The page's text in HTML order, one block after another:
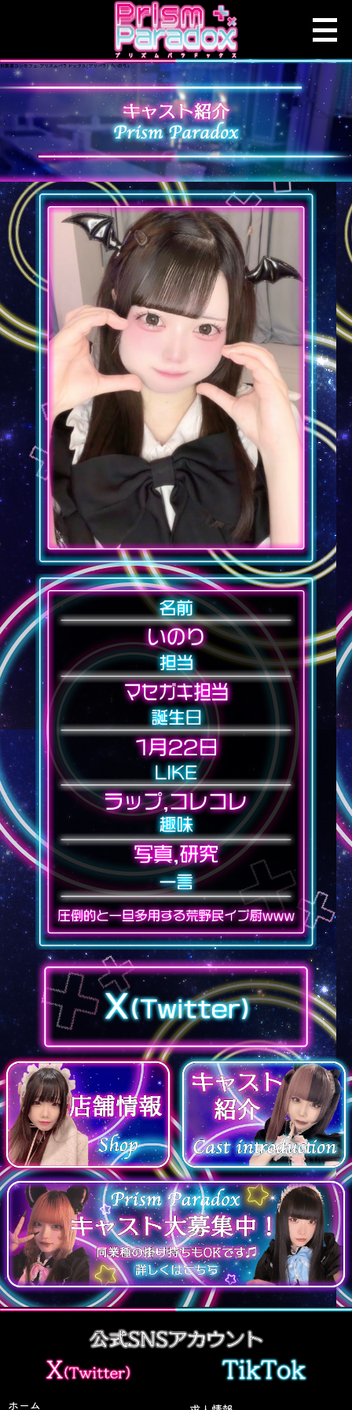
ホーム
コンセプト
キャスト紹介
求人情報
店舗情報
システム
メニュー
オンライン注文
お問い合わせ
秋葉原コンカフェ-プリズムパラドックス(プリパラ)「いのり」
ホーム